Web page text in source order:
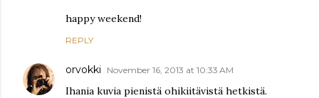
happy weekend!
REPLY
orvokki November 16, 2013 at 10:33 AM
Ihania kuvia pienistä ohikiitävistä hetkistä.